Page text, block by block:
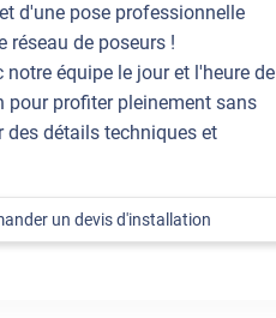
d'une pose professionnelle
réseau de poseurs !
notre équipe le jour et l'heure de
pour profiter pleinement sans
des détails techniques et
un devis d'installation